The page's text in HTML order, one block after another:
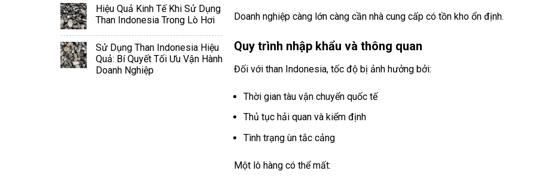
Hiệu Quả Kinh Tế Khi Sử Dụng
Than Indonesia Trong Lò Hơi
Sử Dụng Than Indonesia Hiệu
Quả: Bí Quyết Tối Ưu Vận Hành
Doanh Nghiệp
Doanh nghiệp càng lớn càng cần nhà cung cấp có tồn kho ổn định.
Quy trình nhập khẩu và thông quan
Đối với than Indonesia, tốc độ bị ảnh hưởng bởi:
Thời gian tàu vận chuyển quốc tế
Thủ tục hải quan và kiểm định
Tình trạng ùn tắc cảng
Một lô hàng có thể mất: